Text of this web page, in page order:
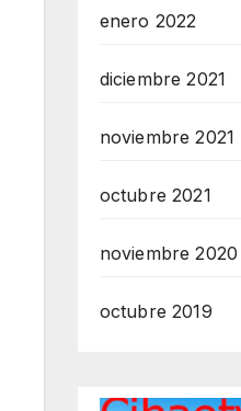
enero 2022
diciembre 2021
noviembre 2021
octubre 2021
noviembre 2020
octubre 2019